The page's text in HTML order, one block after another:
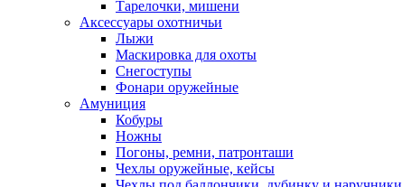
Тарелочки, мишени
Аксессуары охотничьи
Лыжи
Маскировка для охоты
Снегоступы
Фонари оружейные
Амуниция
Кобуры
Ножны
Погоны, ремни, патронташи
Чехлы оружейные, кейсы